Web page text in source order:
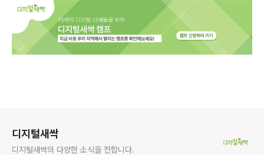
디지털새싹
디지털새싹의 다양한 소식을 전합니다.